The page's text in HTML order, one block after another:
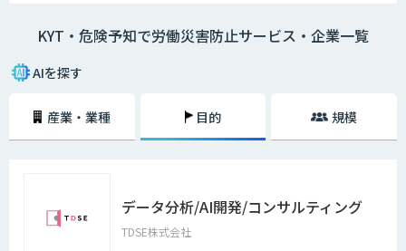
イントを指差呼称や指差唱和、安全対策をし防止を図ること。
KYT・危険予知で労働災害防止サービス・企業一覧
AIを探す
産業・業種 目的 規模
データ分析/AI開発/コンサルティング
TDSE株式会社